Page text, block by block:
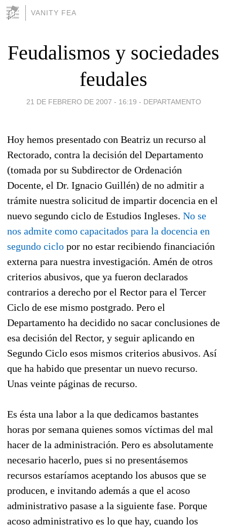
VANITY FEA
Feudalismos y sociedades
feudales
21 DE FEBRERO DE 2007 - 16:19 - DEPARTAMENTO
Hoy hemos presentado con Beatriz un recurso al
Rectorado, contra la decisión del Departamento
(tomada por su Subdirector de Ordenación
Docente, el Dr. Ignacio Guillén) de no admitir a
trámite nuestra solicitud de impartir docencia en el
nuevo segundo ciclo de Estudios Ingleses. No se
nos admite como capacitados para la docencia en
segundo ciclo por no estar recibiendo financiación
externa para nuestra investigación. Amén de otros
criterios abusivos, que ya fueron declarados
contrarios a derecho por el Rector para el Tercer
Ciclo de ese mismo postgrado. Pero el
Departamento ha decidido no sacar conclusiones de
esa decisión del Rector, y seguir aplicando en
Segundo Ciclo esos mismos criterios abusivos. Así
que ha habido que presentar un nuevo recurso.
Unas veinte páginas de recurso.
Es ésta una labor a la que dedicamos bastantes
horas por semana quienes somos víctimas del mal
hacer de la administración. Pero es absolutamente
necesario hacerlo, pues si no presentásemos
recursos estaríamos aceptando los abusos que se
producen, e invitando además a que el acoso
administrativo pasase a la siguiente fase. Porque
acoso administrativo es lo que hay, cuando los